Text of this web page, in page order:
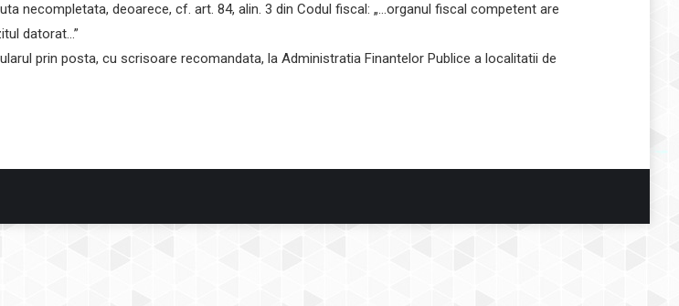
necompletata, deoarece, cf. art. 84, alin. 3 din Codul fiscal: „…organul fiscal competent are
datorat…”
prin posta, cu scrisoare recomandata, la Administratia Finantelor Publice a localitatii de